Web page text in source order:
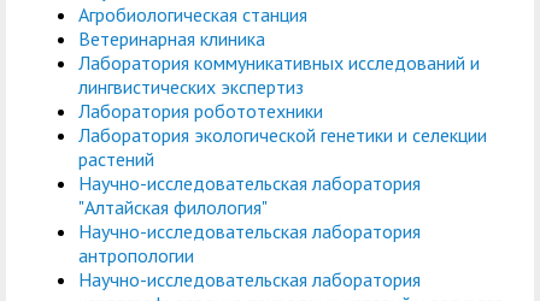
Агробиологическая станция
Ветеринарная клиника
Лаборатория коммуникативных исследований и
лингвистических экспертиз
Лаборатория робототехники
Лаборатория экологической генетики и селекции
растений
Научно-исследовательская лаборатория
"Алтайская филология"
Научно-исследовательская лаборатория
антропологии
Научно-исследовательская лаборатория